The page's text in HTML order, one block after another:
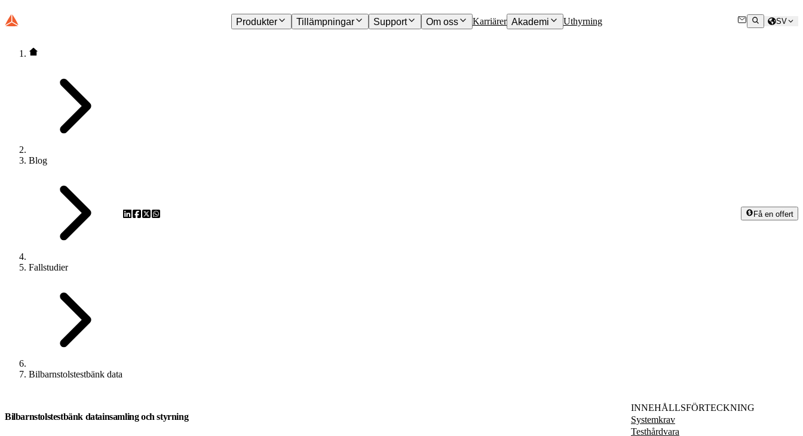
Produkter Tillämpningar Support Om oss Karriärer Akademi Uthyrning SV
Blog
Fallstudier
Bilbarnstolstestbänk data
Få en offert
INNEHÅLLSFÖRTECKNING
Systemkrav
Testhårdvara
Bilbarnstolstestbänk datainsamling och styrning